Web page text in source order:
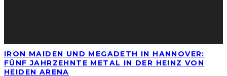
IRON MAIDEN UND MEGADETH IN HANNOVER:
FÜNF JAHRZEHNTE METAL IN DER HEINZ VON
HEIDEN ARENA